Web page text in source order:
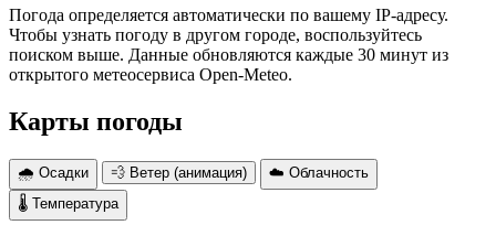
Погода определяется автоматически по вашему IP-адресу.
Чтобы узнать погоду в другом городе, воспользуйтесь
поиском выше. Данные обновляются каждые 30 минут из
открытого метеосервиса Open-Meteo.
Карты погоды
🌧 Осадки 💨 Ветер (анимация)
☁️ Облачность
🌡 Температура